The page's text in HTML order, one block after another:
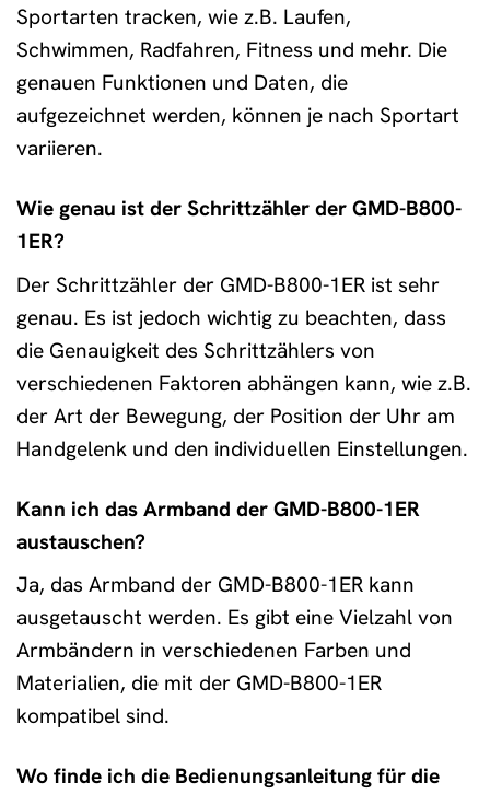
Sportarten tracken, wie z.B. Laufen,
Schwimmen, Radfahren, Fitness und mehr. Die
genauen Funktionen und Daten, die
aufgezeichnet werden, können je nach Sportart
variieren.
Wie genau ist der Schrittzähler der GMD-B800-
1ER?
Der Schrittzähler der GMD-B800-1ER ist sehr
genau. Es ist jedoch wichtig zu beachten, dass
die Genauigkeit des Schrittzählers von
verschiedenen Faktoren abhängen kann, wie z.B.
der Art der Bewegung, der Position der Uhr am
Handgelenk und den individuellen Einstellungen.
Kann ich das Armband der GMD-B800-1ER
austauschen?
Ja, das Armband der GMD-B800-1ER kann
ausgetauscht werden. Es gibt eine Vielzahl von
Armbändern in verschiedenen Farben und
Materialien, die mit der GMD-B800-1ER
kompatibel sind.
Wo finde ich die Bedienungsanleitung für die